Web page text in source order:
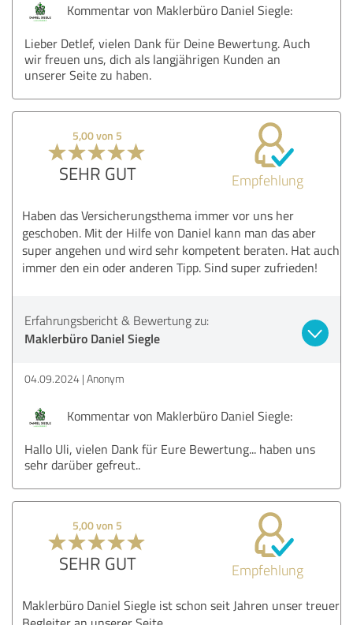
Kommentar von Maklerbüro Daniel Siegle:
Lieber Detlef, vielen Dank für Deine Bewertung. Auch
wir freuen uns, dich als langjährigen Kunden an
unserer Seite zu haben.
5,00 von 5
SEHR GUT Empfehlung
Haben das Versicherungsthema immer vor uns her
geschoben. Mit der Hilfe von Daniel kann man das aber
super angehen und wird sehr kompetent beraten. Hat auch
immer den ein oder anderen Tipp. Sind super zufrieden!
Erfahrungsbericht & Bewertung zu:
Maklerbüro Daniel Siegle
04.09.2024 Anonym
Kommentar von Maklerbüro Daniel Siegle:
Hallo Uli, vielen Dank für Eure Bewertung... haben uns
sehr darüber gefreut..
5,00 von 5
SEHR GUT Empfehlung
Maklerbüro Daniel Siegle ist schon seit Jahren unser treuer